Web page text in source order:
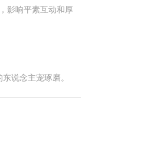
影响平素互动和厚
说念主宠琢磨。